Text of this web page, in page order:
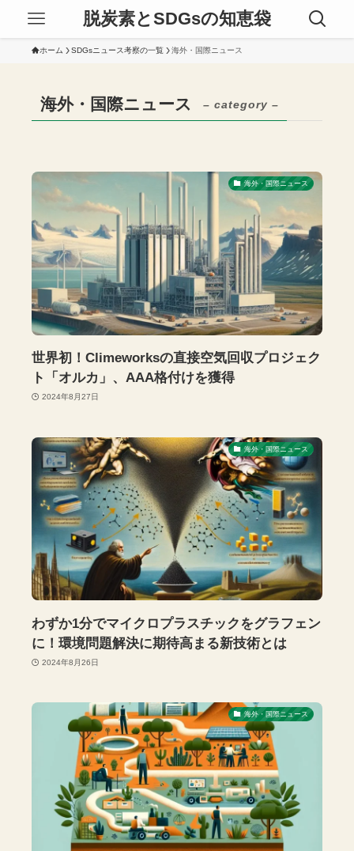
脱炭素とSDGsの知恵袋
ホーム SDGsニュース考察の一覧 海外・国際ニュース
海外・国際ニュース – category –
海外・国際ニュース
世界初！Climeworksの直接空気回収プロジェク
ト「オルカ」、AAA格付けを獲得
2024年8月27日
海外・国際ニュース
わずか1分でマイクロプラスチックをグラフェン
に！環境問題解決に期待高まる新技術とは
2024年8月26日
海外・国際ニュース